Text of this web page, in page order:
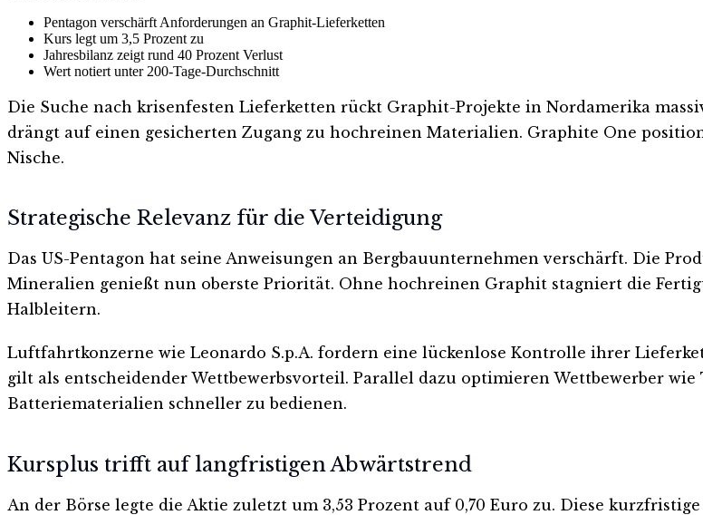
Pentagon verschärft Anforderungen an Graphit-Lieferketten
Kurs legt um 3,5 Prozent zu
Jahresbilanz zeigt rund 40 Prozent Verlust
Wert notiert unter 200-Tage-Durchschnitt
Die Suche nach krisenfesten Lieferketten rückt Graphit-Projekte in Nordamerika
drängt auf einen gesicherten Zugang zu hochreinen Materialien. Graphite One
Nische.
Strategische Relevanz für die Verteidigung
Das US-Pentagon hat seine Anweisungen an Bergbauunternehmen verschärft. Die
Mineralien genießt nun oberste Priorität. Ohne hochreinen Graphit stagniert die
Halbleitern.
Luftfahrtkonzerne wie Leonardo S.p.A. fordern eine lückenlose Kontrolle ihrer
gilt als entscheidender Wettbewerbsvorteil. Parallel dazu optimieren Wettbewerber
Batteriematerialien schneller zu bedienen.
Kursplus trifft auf langfristigen Abwärtstrend
An der Börse legte die Aktie zuletzt um 3,53 Prozent auf 0,70 Euro zu. Diese